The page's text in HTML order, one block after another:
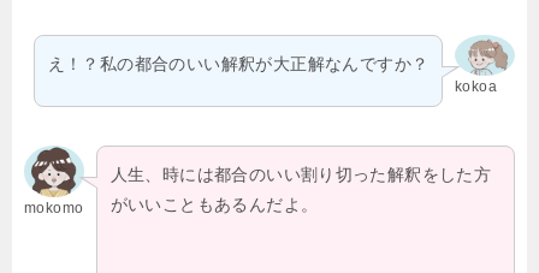
kokoa
え！？私の都合のいい解釈が大正解なんですか？
mokomo
人生、時には都合のいい割り切った解釈をした方
がいいこともあるんだよ。